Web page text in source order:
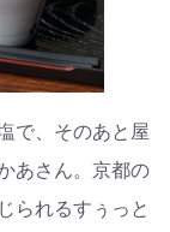
で、そのあと屋
あさん。京都の
られるすぅっと